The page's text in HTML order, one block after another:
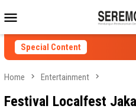
to
contentMenu
Special Content
Home Entertainment
Festival Localfest